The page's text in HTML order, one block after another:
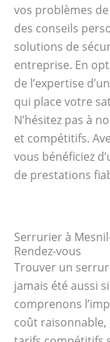
vos problèmes
des conseils
solutions de
entreprise. En
de l’expertise
qui place votre
N’hésitez pas à
et compétitifs.
vous bénéficiez
de prestations
Serrurier à
Rendez-vous
Trouver un
jamais été aussi
comprenons
coût raisonnable,